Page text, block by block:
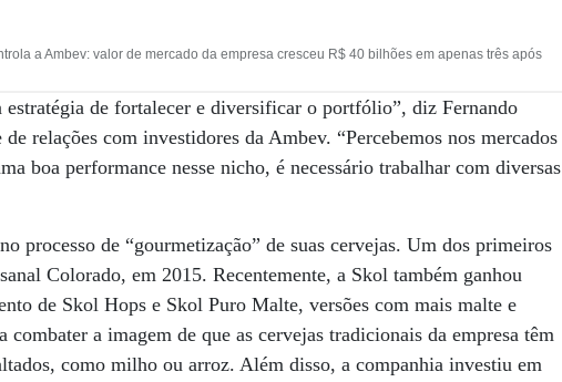
a Ambev: valor de mercado da empresa cresceu R$ 40 bilhões em apenas três após
estratégia de fortalecer e diversificar o portfólio”, diz Fernando
relações com investidores da Ambev. “Percebemos nos mercados
boa performance nesse nicho, é necessário trabalhar com diversas
processo de “gourmetização” de suas cervejas. Um dos primeiros
Colorado, em 2015. Recentemente, a Skol também ganhou
de Skol Hops e Skol Puro Malte, versões com mais malte e
a imagem de que as cervejas tradicionais da empresa têm
como milho ou arroz. Além disso, a companhia investiu em